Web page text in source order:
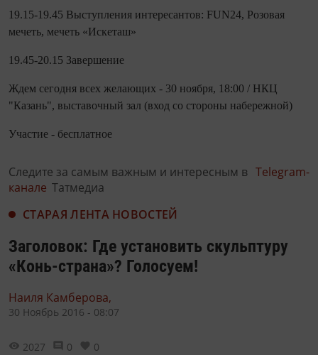
19.15-19.45 Выступления интересантов: FUN24, Розовая
мечеть, мечеть «Искеташ»
19.45-20.15 Завершение
Ждем сегодня всех желающих - 30 ноября, 18:00 / НКЦ
"Казань", выставочный зал (вход со стороны набережной)
Участие - бесплатное
Следите за самым важным и интересным в Telegram-
канале Татмедиа
СТАРАЯ ЛЕНТА НОВОСТЕЙ
Заголовок: Где установить скульптуру
«Конь-страна»? Голосуем!
Наиля Камберова,
30 Ноябрь 2016 - 08:07
2027 0 0